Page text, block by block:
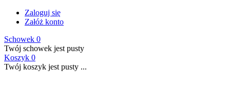
Zaloguj się
Załóż konto
Schowek 0
Twój schowek jest pusty
Koszyk 0
Twój koszyk jest pusty ...